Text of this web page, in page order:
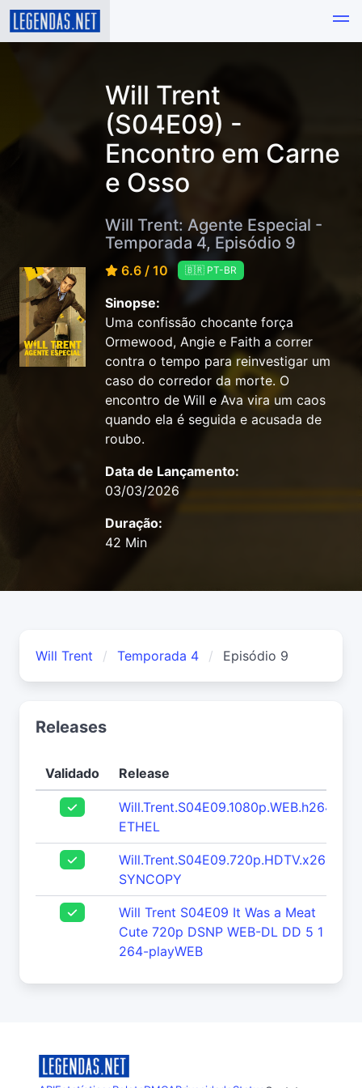
Will Trent
(S04E09) -
Encontro em Carne
e Osso
Will Trent: Agente Especial -
Temporada 4, Episódio 9
6.6 / 10 🇧🇷 PT-BR
Sinopse:
Uma confissão chocante força
Ormewood, Angie e Faith a correr
contra o tempo para reinvestigar um
caso do corredor da morte. O
encontro de Will e Ava vira um caos
quando ela é seguida e acusada de
roubo.
Data de Lançamento:
03/03/2026
Duração:
42 Min
Will Trent Temporada 4 Episódio 9
Releases
Validado Release
Will.Trent.S04E09.1080p.WEB.h264-
ETHEL
Will.Trent.S04E09.720p.HDTV.x264-
SYNCOPY
Will Trent S04E09 It Was a Meat
Cute 720p DSNP WEB-DL DD 5 1 H
264-playWEB